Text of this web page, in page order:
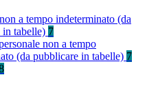
a tempo indeterminato (da
in tabelle) 7
non a tempo
(da pubblicare in tabelle) 7